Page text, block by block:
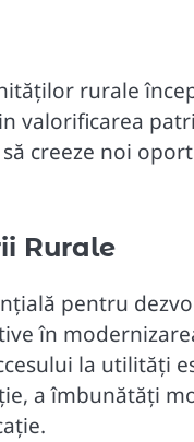
rurale
valorificarea
creeze noi
Rurale
pentru
în
la utilități
a îmbunătăți